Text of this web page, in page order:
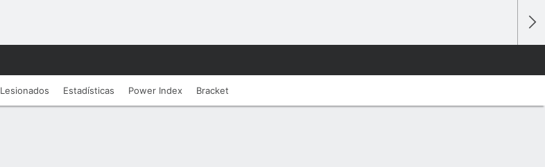
Lesionados Estadí­sticas Power Index Bracket